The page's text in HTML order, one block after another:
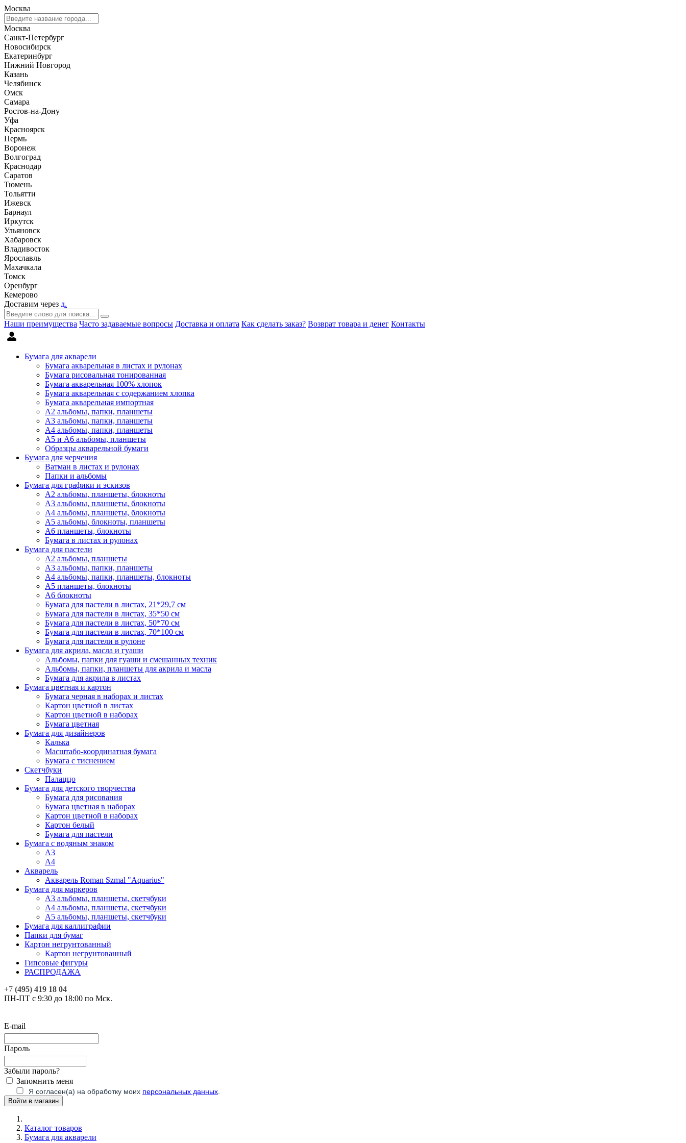
Москва
Москва
Санкт-Петербург
Новосибирск
Екатеринбург
Нижний Новгород
Казань
Челябинск
Омск
Самара
Ростов-на-Дону
Уфа
Красноярск
Пермь
Воронеж
Волгоград
Краснодар
Саратов
Тюмень
Тольятти
Ижевск
Барнаул
Иркутск
Ульяновск
Хабаровск
Владивосток
Ярославль
Махачкала
Томск
Оренбург
Кемерово
Доставим через д.
Наши преимущества Часто задаваемые вопросы Доставка и оплата Как сделать заказ? Возврат товара и денег Контакты
Бумага для акварели
Бумага акварельная в листах и рулонах
Бумага рисовальная тонированная
Бумага акварельная 100% хлопок
Бумага акварельная с содержанием хлопка
Бумага акварельная импортная
А2 альбомы, папки, планшеты
А3 альбомы, папки, планшеты
А4 альбомы, папки, планшеты
А5 и А6 альбомы, планшеты
Образцы акварельной бумаги
Бумага для черчения
Ватман в листах и рулонах
Папки и альбомы
Бумага для графики и эскизов
А2 альбомы, планшеты, блокноты
А3 альбомы, планшеты, блокноты
А4 альбомы, планшеты, блокноты
А5 альбомы, блокноты, планшеты
А6 планшеты, блокноты
Бумага в листах и рулонах
Бумага для пастели
А2 альбомы, планшеты
А3 альбомы, папки, планшеты
А4 альбомы, папки, планшеты, блокноты
А5 планшеты, блокноты
А6 блокноты
Бумага для пастели в листах, 21*29,7 см
Бумага для пастели в листах, 35*50 см
Бумага для пастели в листах, 50*70 см
Бумага для пастели в листах, 70*100 см
Бумага для пастели в рулоне
Бумага для акрила, масла и гуаши
Альбомы, папки для гуаши и смешанных техник
Альбомы, папки, планшеты для акрила и масла
Бумага для акрила в листах
Бумага цветная и картон
Бумага черная в наборах и листах
Картон цветной в листах
Картон цветной в наборах
Бумага цветная
Бумага для дизайнеров
Калька
Масштабо-координатная бумага
Бумага с тиснением
Скетчбуки
Палаццо
Бумага для детского творчества
Бумага для рисования
Бумага цветная в наборах
Картон цветной в наборах
Картон белый
Бумага для пастели
Бумага с водяным знаком
А3
А4
Акварель
Акварель Roman Szmal "Aquarius"
Бумага для маркеров
А3 альбомы, планшеты, скетчбуки
А4 альбомы, планшеты, скетчбуки
А5 альбомы, планшеты, скетчбуки
Бумага для каллиграфии
Папки для бумаг
Картон негрунтованный
Картон негрунтованный
Гипсовые фигуры
РАСПРОДАЖА
+7 (495) 419 18 04
ПН-ПТ с 9:30 до 18:00 по Мск.
E-mail
Пароль
Забыли пароль?
Запомнить меня
Я согласен(а) на обработку моих персональных данных
Каталог товаров
Бумага для акварели